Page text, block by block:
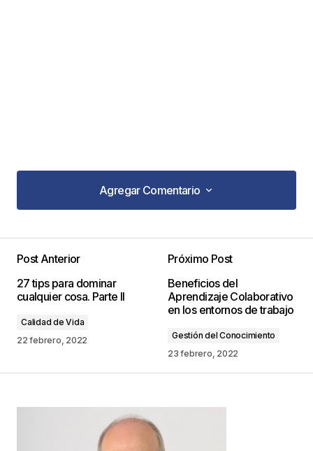
Agregar Comentario
Agregar Comentario
publicada. Los campos obligatorios están
marcados con*
Comentario
Post Anterior
27 tips para dominar
cualquier cosa. Parte II
Calidad de Vida
22 febrero, 2022
Próximo Post
Beneficios del
Aprendizaje Colaborativo
en los entornos de trabajo
Gestión del Conocimiento
23 febrero, 2022